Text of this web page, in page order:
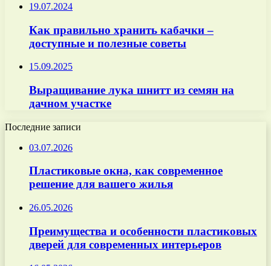
19.07.2024
Как правильно хранить кабачки –
доступные и полезные советы
15.09.2025
Выращивание лука шнитт из семян на
дачном участке
Последние записи
03.07.2026
Пластиковые окна, как современное
решение для вашего жилья
26.05.2026
Преимущества и особенности пластиковых
дверей для современных интерьеров